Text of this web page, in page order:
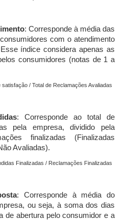
: Corresponde à média das
com o atendimento
índice considera apenas as
consumidores (notas de 1 a
/ Total de Reclamações Avaliadas
: Corresponde ao total de
pela empresa, dividido pela
finalizadas (Finalizadas
Avaliadas).
Finalizadas / Reclamações Finalizadas
: Corresponde à média do
ou seja, à soma dos dias
de abertura pelo consumidor e a